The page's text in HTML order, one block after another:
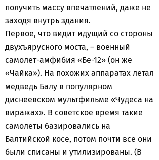
получить массу впечатлений, даже не
заходя внутрь здания.
Первое, что видит идущий со стороны
двухъярусного моста, – военный
самолет-амфибия «Бе-12» (он же
«Чайка»). На похожих аппаратах летал
медведь Балу в популярном
диснеевском мультфильме «Чудеса на
виражах». В советское время такие
самолеты базировались на
Балтийской косе, потом почти все они
были списаны и утилизированы. (В